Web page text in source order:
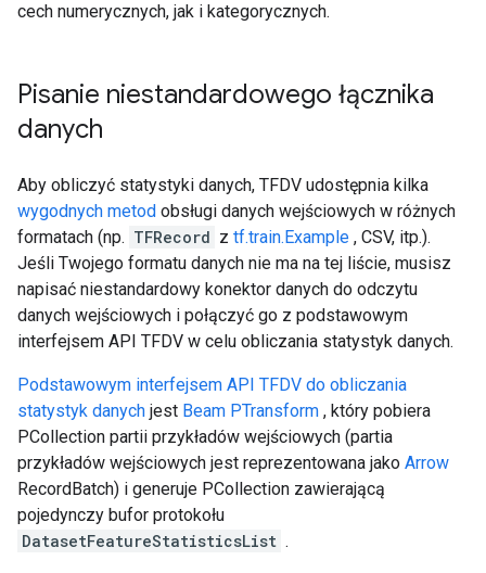
cech numerycznych, jak i kategorycznych.
Pisanie niestandardowego łącznika
danych
Aby obliczyć statystyki danych, TFDV udostępnia kilka
wygodnych metod obsługi danych wejściowych w różnych
formatach (np. TFRecord z tf.train.Example , CSV, itp.).
Jeśli Twojego formatu danych nie ma na tej liście, musisz
napisać niestandardowy konektor danych do odczytu
danych wejściowych i połączyć go z podstawowym
interfejsem API TFDV w celu obliczania statystyk danych.
Podstawowym interfejsem API TFDV do obliczania
statystyk danych jest Beam PTransform , który pobiera
PCollection partii przykładów wejściowych (partia
przykładów wejściowych jest reprezentowana jako Arrow
RecordBatch) i generuje PCollection zawierającą
pojedynczy bufor protokołu
DatasetFeatureStatisticsList .